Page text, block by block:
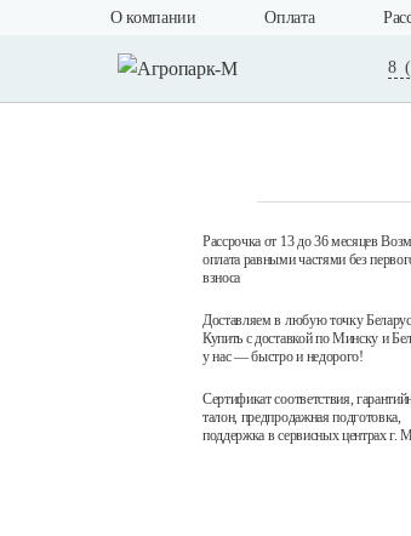
О компании Оплата
8
Рассрочка от 13 до 36 месяцев
оплата равными частями без
взноса
Доставляем в любую точку
Купить с доставкой по Минску и
у нас — быстро и недорого!
Сертификат соответствия,
талон, предпродажная подготовка,
поддержка в сервисных центрах г.